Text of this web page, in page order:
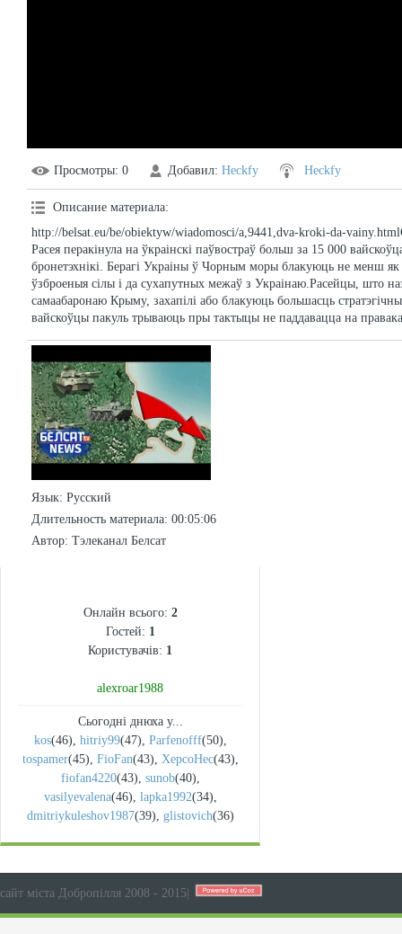
Просмотры: 0 Добавил: Heckfy Heckfy
Описание материала:
http://belsat.eu/be/obiektyw/wiadomosci/a,9441,dva-kroki-da-
Расея перакінула на ўкраінскі паўвостраў больш за 15 000
бронетэхнікі. Берагі Украіны ў Чорным моры блакуюць не менш як
ўзброеныя сілы і да сухапутных межаў з Украінаю.Расейцы, што
самаабаронаю Крыму, захапілі або блакуюць большасць
вайскоўцы пакуль трываюць пры тактыцы не паддавацца на
Язык: Русский
Длительность материала: 00:05:06
Автор: Тэлеканал Белсат
Онлайн всього: 2
Гостей: 1
Користувачів: 1
alexroar1988
Сьогодні днюха у...
kos(46), hitriy99(47), Parfenofff(50),
tospamer(45), FioFan(43), XepcoHec(43),
fiofan4220(43), sunob(40),
vasilyevalena(46), lapka1992(34),
dmitriykuleshov1987(39), glistovich(36)
сайт міста Добропілля 2008 - 2015